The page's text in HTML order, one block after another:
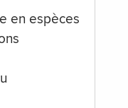
en espèces